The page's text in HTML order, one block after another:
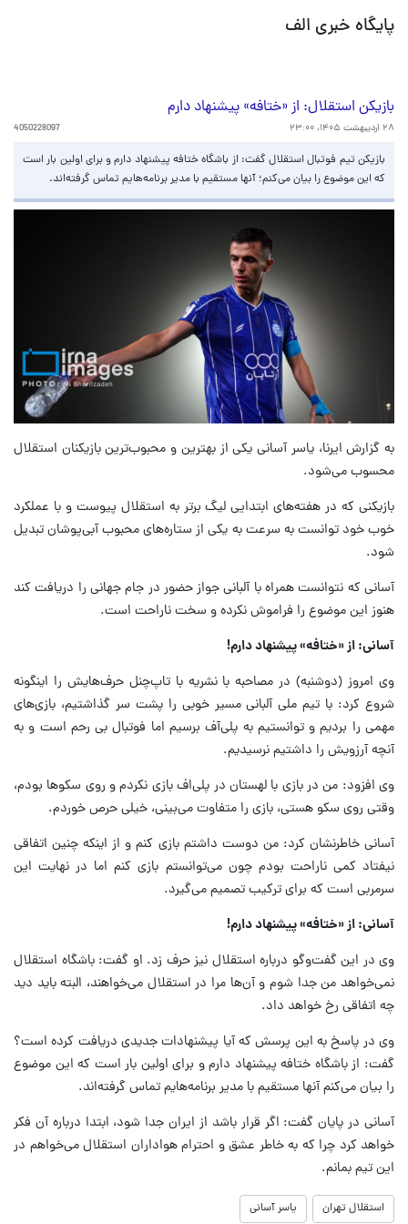
پایگاه خبری الف
بازیکن استقلال: از «ختافه» پیشنهاد دارم
۲۸ اردیبهشت ۱۴۰۵، ۲۳:۰۰ 4050228097
بازیکن تیم فوتبال استقلال گفت: از باشگاه ختافه پیشنهاد دارم و برای اولین بار است
که این موضوع را بیان می‌کنم؛ آنها مستقیم با مدیر برنامه‌هایم تماس گرفته‌اند.
به گزارش ایرنا، یاسر آسانی یکی از بهترین و محبوب‌ترین بازیکنان استقلال
محسوب می‌شود.
بازیکنی که در هفته‌های ابتدایی لیگ برتر به استقلال پیوست و با عملکرد
خوب خود توانست به سرعت به یکی از ستاره‌های محبوب آبی‌پوشان تبدیل
شود.
آسانی که نتوانست همراه با آلبانی جواز حضور در جام جهانی را دریافت کند
هنوز این موضوع را فراموش نکرده و سخت ناراحت است.
آسانی: از «ختافه» پیشنهاد دارم!
وی امروز (دوشنبه) در مصاحبه با نشریه با تاپ‌چنل حرف‌هایش را اینگونه
شروع کرد: با تیم ملی آلبانی مسیر خوبی را پشت سر گذاشتیم، بازی‌های
مهمی را بردیم و توانستیم به پلی‌آف برسیم اما فوتبال بی رحم است و به
آنچه آرزویش را داشتیم نرسیدیم.
وی افزود: من در بازی با لهستان در پلی‌اف بازی نکردم و روی سکوها بودم،
وقتی روی سکو هستی، بازی را متفاوت می‌بینی، خیلی حرص خوردم.
آسانی خاطرنشان کرد: من دوست داشتم بازی کنم و از اینکه چنین اتفاقی
نیفتاد کمی ناراحت بودم چون می‌توانستم بازی کنم اما در نهایت این
سرمربی است که برای ترکیب تصمیم می‌گیرد.
آسانی: از «ختافه» پیشنهاد دارم!
وی در این گفت‌وگو درباره استقلال نیز حرف زد. او گفت: باشگاه استقلال
نمی‌خواهد من جدا شوم و آن‌ها مرا در استقلال می‌خواهند، البته باید دید
چه اتفاقی رخ خواهد داد.
وی در پاسخ به این پرسش که آیا پیشنهادات جدیدی دریافت کرده است؟
گفت: از باشگاه ختافه پیشنهاد دارم و برای اولین بار است که این موضوع
را بیان می‌کنم آنها مستقیم با مدیر برنامه‌هایم تماس گرفته‌اند.
آسانی در پایان گفت: اگر قرار باشد از ایران جدا شود، ابتدا درباره آن فکر
خواهد کرد چرا که به خاطر عشق و احترام هواداران استقلال می‌خواهم در
این تیم بمانم.
استقلال تهران یاسر آسانی